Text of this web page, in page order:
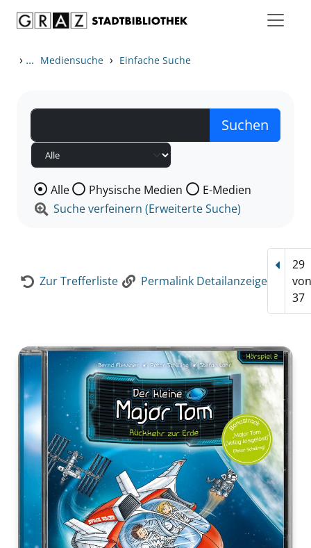
› ... Mediensuche › Einfache Suche
Wählen Sie die Medienart nach der Sie suchen wollen.
Alle Physische Medien
E-Medien
Suche verfeinern (Erweiterte Suche)
Zur Trefferliste Permalink Detailanzeige
29
von
37